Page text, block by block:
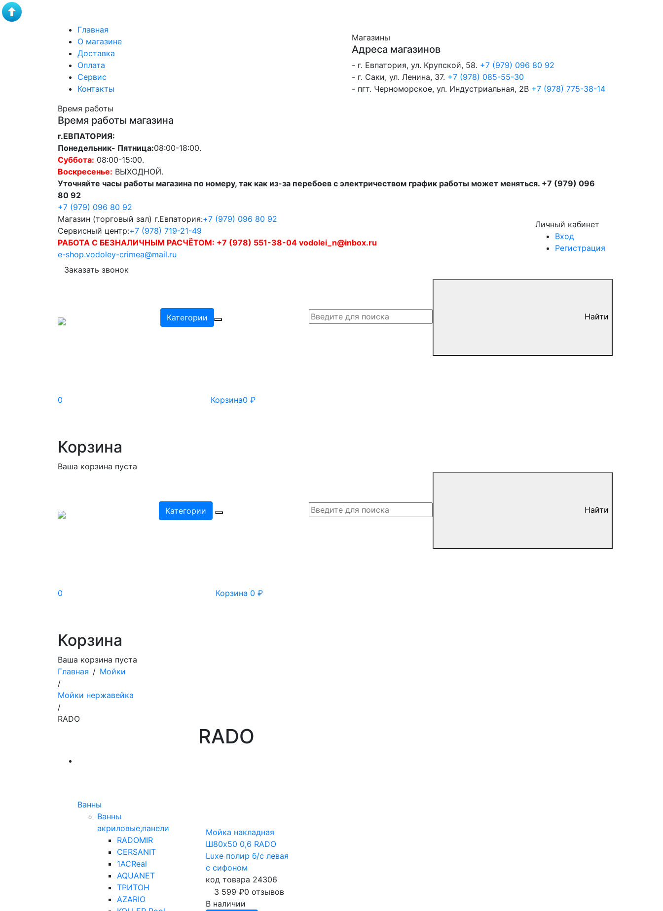
Главная
О магазине
Доставка
Оплата
Сервис
Контакты
Магазины
Адреса магазинов
- г. Евпатория, ул. Крупской, 58. +7 (979) 096 80 92
- г. Саки, ул. Ленина, 37. +7 (978) 085-55-30
- пгт. Черноморское, ул. Индустриальная, 2В +7 (978) 775-38-14
Время работы
Время работы магазина
г.ЕВПАТОРИЯ:
Понедельник- Пятница:08:00-18:00.
Суббота: 08:00-15:00.
Воскресенье: ВЫХОДНОЙ.
Уточняйте часы работы магазина по номеру, так как из-за перебоев с электричеством график работы может меняться. +7 (979) 096
80 92
+7 (979) 096 80 92
Магазин (торговый зал) г.Евпатория:+7 (979) 096 80 92
Сервисный центр:+7 (978) 719-21-49
РАБОТА С БЕЗНАЛИЧНЫМ РАСЧЁТОМ: +7 (978) 551-38-04 vodolei_n@inbox.ru
e-shop.vodoley-crimea@mail.ru
Заказать звонок
Личный кабинет
Вход
Регистрация
Категории Найти
0 Корзина0 ₽
Корзина
Ваша корзина пуста
Категории Найти
0 Корзина 0 ₽
Корзина
Ваша корзина пуста
Главная / Мойки
/
Мойки нержавейка
/
RADO
Ванны
Ванны
акриловые,панели
RADOMIR
CERSANIT
1ACReal
AQUANET
ТРИТОН
AZARIO
RADO
Мойка накладная
Ш80х50 0,6 RADO
Luxe полир б/с левая
с сифоном
код товара 24306
3 599 ₽0 отзывов
В наличии